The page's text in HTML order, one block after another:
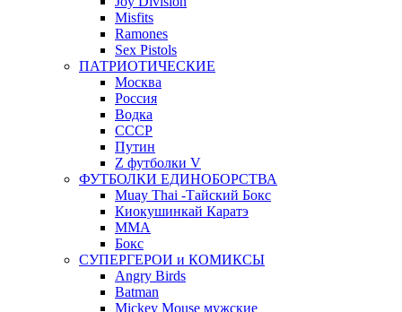
Misfits
Ramones
Sex Pistols
ПАТРИОТИЧЕСКИЕ
Москва
Россия
Водка
СССР
Путин
Z футболки V
ФУТБОЛКИ ЕДИНОБОРСТВА
Muay Thai -Тайский Бокс
Киокушинкай Каратэ
MMA
Бокс
СУПЕРГЕРОИ и КОМИКСЫ
Angry Birds
Batman
Mickey Mouse мужские